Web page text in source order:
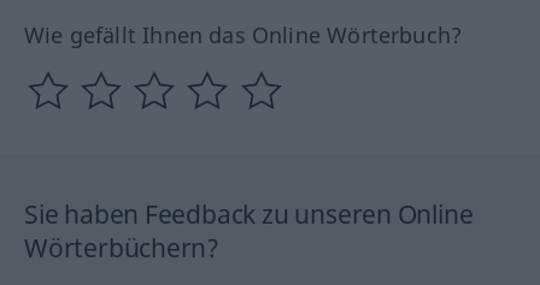
Wie gefällt Ihnen das Online Wörterbuch?
Sie haben Feedback zu unseren Online
Wörterbüchern?